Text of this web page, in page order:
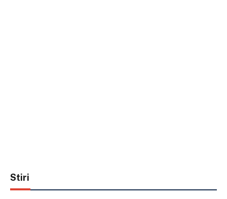
Stiri